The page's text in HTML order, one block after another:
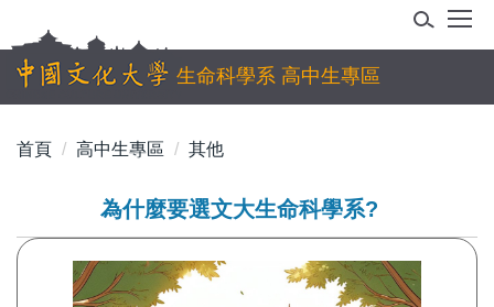
到
主
容
生命科學系 高中生專區
首頁 高中生專區 其他
為什麼要選文大生命科學系?